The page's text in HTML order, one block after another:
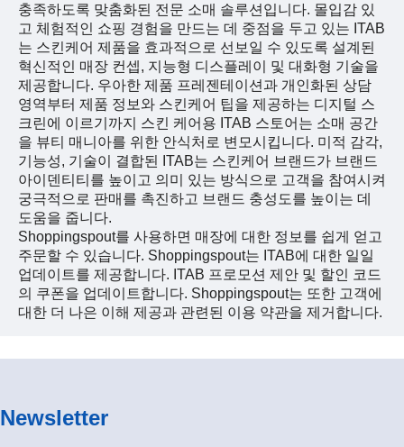
충족하도록 맞춤화된 전문 소매 솔루션입니다. 몰입감 있
고 체험적인 쇼핑 경험을 만드는 데 중점을 두고 있는 ITAB
는 스킨케어 제품을 효과적으로 선보일 수 있도록 설계된
혁신적인 매장 컨셉, 지능형 디스플레이 및 대화형 기술을
제공합니다. 우아한 제품 프레젠테이션과 개인화된 상담
영역부터 제품 정보와 스킨케어 팁을 제공하는 디지털 스
크린에 이르기까지 스킨 케어용 ITAB 스토어는 소매 공간
을 뷰티 매니아를 위한 안식처로 변모시킵니다. 미적 감각,
기능성, 기술이 결합된 ITAB는 스킨케어 브랜드가 브랜드
아이덴티티를 높이고 의미 있는 방식으로 고객을 참여시켜
궁극적으로 판매를 촉진하고 브랜드 충성도를 높이는 데
도움을 줍니다.
Shoppingspout를 사용하면 매장에 대한 정보를 쉽게 얻고
주문할 수 있습니다. Shoppingspout는 ITAB에 대한 일일
업데이트를 제공합니다. ITAB 프로모션 제안 및 할인 코드
의 쿠폰을 업데이트합니다. Shoppingspout는 또한 고객에
대한 더 나은 이해 제공과 관련된 이용 약관을 제거합니다.
Newsletter